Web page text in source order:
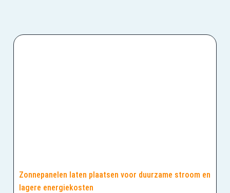
Zonnepanelen laten plaatsen voor duurzame stroom en
lagere energiekosten